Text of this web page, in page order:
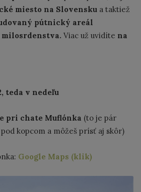
miesto na Slovensku a taktiež
pútnický areál
Viac už uvidíte na
teda v nedeľu
pri chate Muflónka (to je pár
kopcom a môžeš prísť aj skôr)
Google Maps (klik)